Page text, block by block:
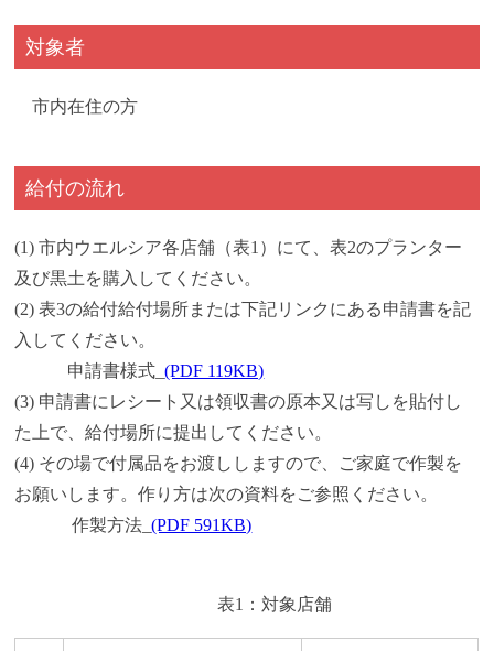
対象者
市内在住の方
給付の流れ
(1) 市内ウエルシア各店舗（表1）にて、表2のプランター
及び黒土を購入してください。
(2) 表3の給付給付場所または下記リンクにある申請書を記
入してください。
申請書様式_(PDF 119KB)
(3) 申請書にレシート又は領収書の原本又は写しを貼付し
た上で、給付場所に提出してください。
(4) その場で付属品をお渡ししますので、ご家庭で作製を
お願いします。作り方は次の資料をご参照ください。
作製方法_(PDF 591KB)
表1：対象店舗